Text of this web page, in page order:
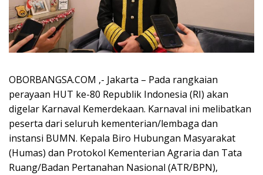
OBORBANGSA.COM ,- Jakarta – Pada rangkaian
perayaan HUT ke-80 Republik Indonesia (RI) akan
digelar Karnaval Kemerdekaan. Karnaval ini melibatkan
peserta dari seluruh kementerian/lembaga dan
instansi BUMN. Kepala Biro Hubungan Masyarakat
(Humas) dan Protokol Kementerian Agraria dan Tata
Ruang/Badan Pertanahan Nasional (ATR/BPN),